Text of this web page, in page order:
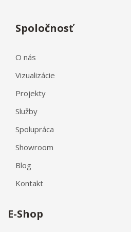
Spoločnosť
O nás
Vizualizácie
Projekty
Služby
Spolupráca
Showroom
Blog
Kontakt
E-Shop